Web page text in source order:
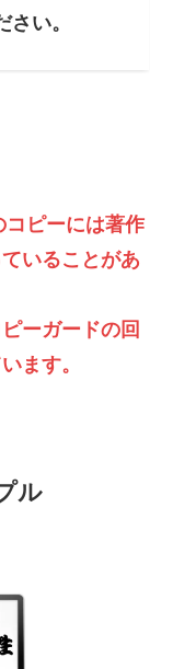
い。
ピーには著作
いることがあ
ーガードの回
ます。
ル